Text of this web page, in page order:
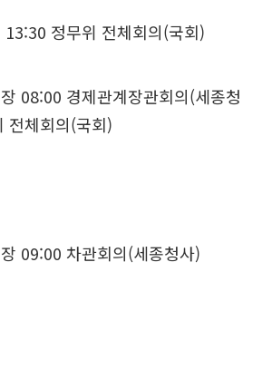
정무위 전체회의(국회)
08:00 경제관계장관회의(세종청
전체회의(국회)
09:00 차관회의(세종청사)